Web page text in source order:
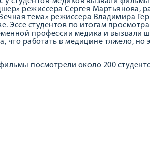
режиссера Сергея Мартьянова,
тема» режиссера Владимира
Эссе студентов по итогам
профессии медика и вызвали
что работать в медицине тяжело,
посмотрели около 200